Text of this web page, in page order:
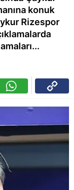
konuk
Rizespor